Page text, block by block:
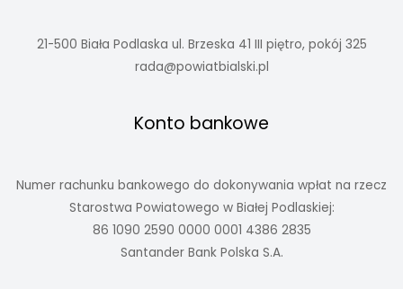
21-500 Biała Podlaska ul. Brzeska 41 III piętro, pokój 325
rada@powiatbialski.pl
Konto bankowe
Numer rachunku bankowego do dokonywania wpłat na rzecz
Starostwa Powiatowego w Białej Podlaskiej:
86 1090 2590 0000 0001 4386 2835
Santander Bank Polska S.A.